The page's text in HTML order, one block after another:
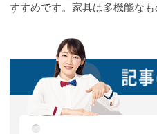
すすめです。家具は多機能なも